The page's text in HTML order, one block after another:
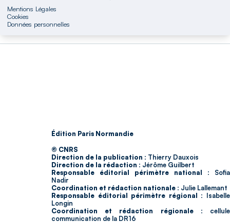
Mentions Légales
Cookies
Données personnelles
Édition Paris Normandie
© CNRS
Direction de la publication : Thierry Dauxois
Direction de la rédaction : Jérôme Guilbert
Responsable éditorial périmètre national : Sofia
Nadir
Coordination et rédaction nationale : Julie Lallemant
Responsable éditorial périmètre régional : Isabelle
Longin
Coordination et rédaction régionale : cellule
communication de la DR16